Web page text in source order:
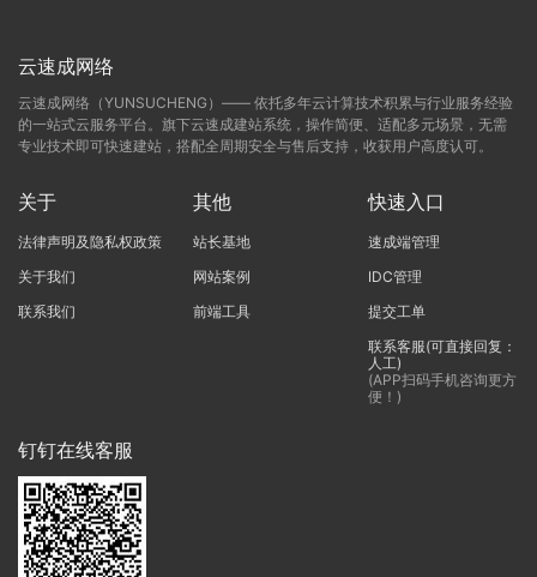
云速成网络
云速成网络（YUNSUCHENG）—— 依托多年云计算技术积累与行业服务经验
的一站式云服务平台。旗下云速成建站系统，操作简便、适配多元场景，无需
专业技术即可快速建站，搭配全周期安全与售后支持，收获用户高度认可。
关于
法律声明及隐私权政策
关于我们
联系我们
其他
站长基地
网站案例
前端工具
快速入口
速成端管理
IDC管理
提交工单
联系客服(可直接回复：
人工)
(APP扫码手机咨询更方
便！)
钉钉在线客服